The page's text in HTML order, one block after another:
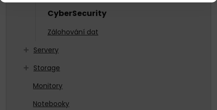
CyberSecurity
Zálohování dat
Servery
Storage
Monitory
Notebooky